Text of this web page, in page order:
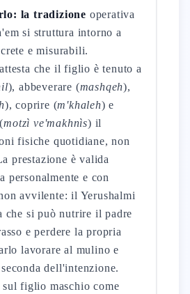
la tradizione operativa
si struttura intorno a
e misurabili.
che il figlio è tenuto a
), abbeverare (mashqeh),
), coprire (m'khaleh) e
motzì ve'makhnìs) il
fisiche quotidiane, non
prestazione è valida
personalmente e con
avvilente: il Yerushalmi
che si può nutrire il padre
e perdere la propria
lavorare al mulino e
dell'intenzione.
figlio maschio come